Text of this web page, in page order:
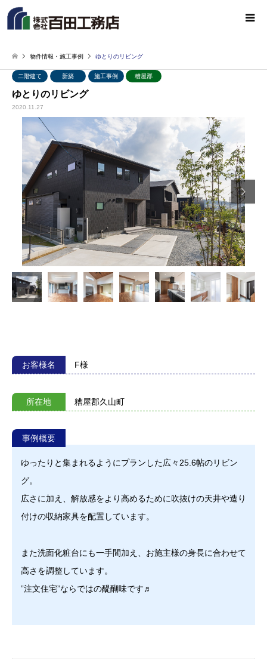
物件情報・施工事例 ゆとりのリビング
二階建て 新築 施工事例 糟屋郡
ゆとりのリビング
2020.11.27

お客様名 F様
所在地 糟屋郡久山町
事例概要
ゆったりと集まれるようにプランした広々25.6帖のリビン
グ。
広さに加え、解放感をより高めるために吹抜けの天井や造り
付けの収納家具を配置しています。
また洗面化粧台にも一手間加え、お施主様の身長に合わせて
高さを調整しています。
”注文住宅”ならではの醍醐味です♬